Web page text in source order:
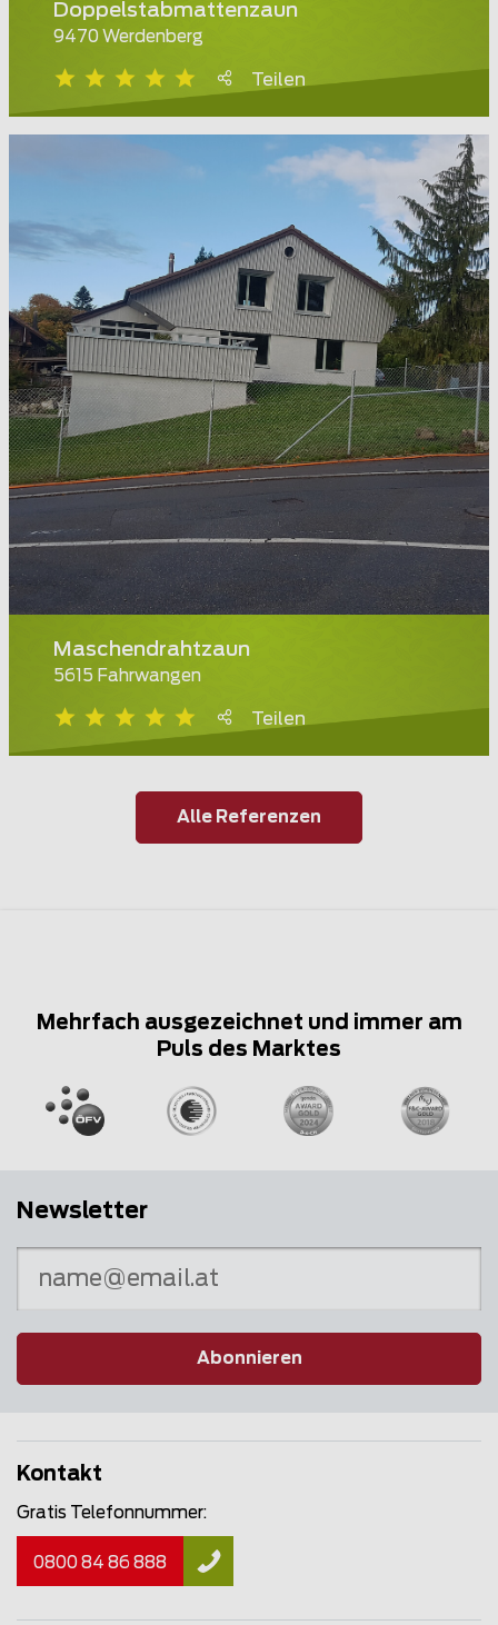
Doppelstabmattenzaun
9470 Werdenberg
Teilen
Maschendrahtzaun
5615 Fahrwangen
Teilen
Alle Referenzen
Mehrfach ausgezeichnet und immer am
Puls des Marktes
Newsletter
Abonnieren
Kontakt
Gratis Telefonnummer:
0800 84 86 888